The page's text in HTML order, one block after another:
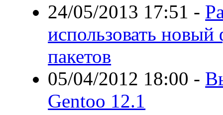
24/05/2013 17:51 -
использовать
пакетов
05/04/2012 18:00 -
Gentoo 12.1